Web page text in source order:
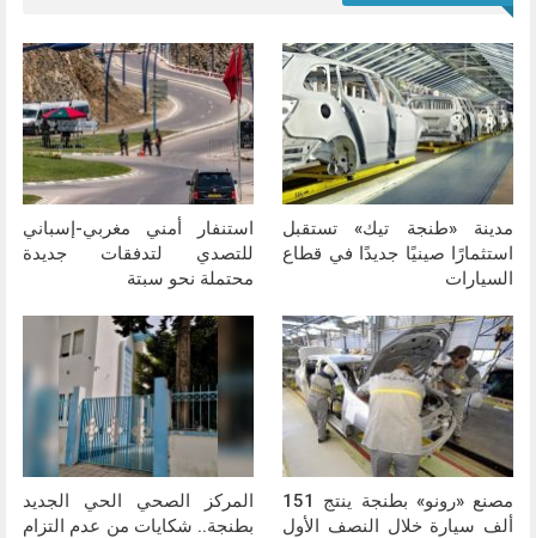
مدينة «طنجة تيك» تستقبل
استثمارًا صينيًا جديدًا في قطاع
السيارات
استنفار أمني مغربي-إسباني
للتصدي لتدفقات جديدة
محتملة نحو سبتة
مصنع «رونو» بطنجة ينتج 151
ألف سيارة خلال النصف الأول
المركز الصحي الحي الجديد
بطنجة.. شكايات من عدم التزام